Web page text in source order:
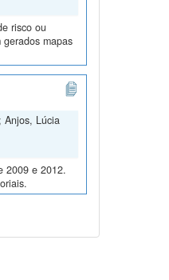
risco ou
mapas
Anjos, Lúcia
2009 e 2012.